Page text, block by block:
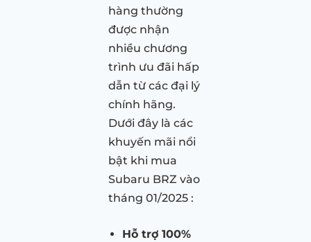
hàng thường
được nhận
nhiều chương
trình ưu đãi hấp
dẫn từ các đại lý
chính hãng.
Dưới đây là các
khuyến mãi nổi
bật khi mua
Subaru BRZ vào
tháng 01/2025 :
Hỗ trợ 100%